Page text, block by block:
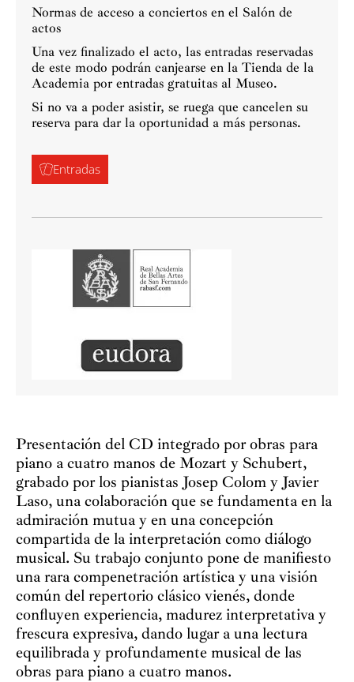
Normas de acceso a conciertos en el Salón de
actos
Una vez finalizado el acto, las entradas reservadas
de este modo podrán canjearse en la Tienda de la
Academia por entradas gratuitas al Museo.
Si no va a poder asistir, se ruega que cancelen su
reserva para dar la oportunidad a más personas.
Entradas
Presentación del CD integrado por obras para
piano a cuatro manos de Mozart y Schubert,
grabado por los pianistas Josep Colom y Javier
Laso, una colaboración que se fundamenta en la
admiración mutua y en una concepción
compartida de la interpretación como diálogo
musical. Su trabajo conjunto pone de manifiesto
una rara compenetración artística y una visión
común del repertorio clásico vienés, donde
confluyen experiencia, madurez interpretativa y
frescura expresiva, dando lugar a una lectura
equilibrada y profundamente musical de las
obras para piano a cuatro manos.